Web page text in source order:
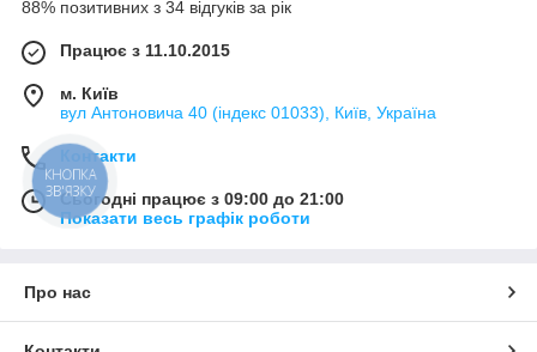
88% позитивних з 34 відгуків за рік
Працює з 11.10.2015
м. Київ
вул Антоновича 40 (індекс 01033), Київ, Україна
Контакти
Сьогодні працює з 09:00 до 21:00
Показати весь графік роботи
Про нас
КНОПКА
ЗВ'ЯЗКУ